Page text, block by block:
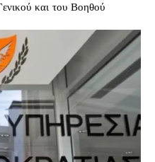
και του Βοηθού